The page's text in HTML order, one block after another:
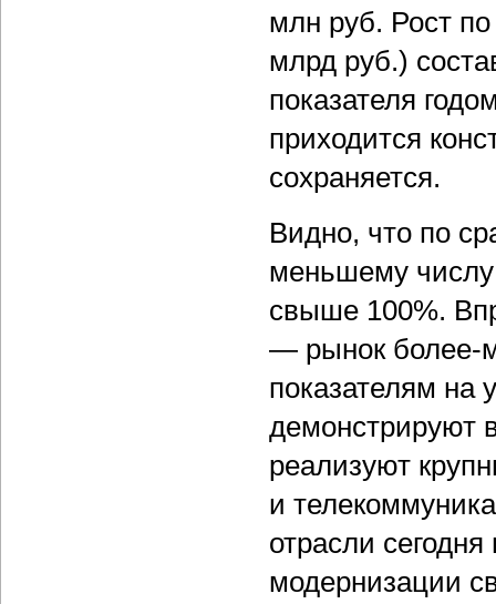
млн руб. Рост
млрд руб.)
показателя
приходится
сохраняется.
Видно, что по
меньшему числу
свыше 100%.
— рынок более-
показателям на
демонстрируют
реализуют
и
отрасли
модернизации